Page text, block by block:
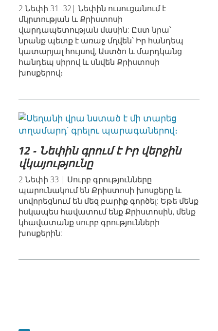
2 Նեփի 31–32| Նեփին ուսուցանում է
մկրտության և Քրիստոսի
վարդապետության մասին: Ըստ նրա՝
նրանք պետք է առաջ մղվեն՝ Իր հանդեպ
կատարյալ հույսով, Աստծո և մարդկանց
հանդեպ սիրով և սնվեն Քրիստոսի
խոսքերով։
12 - Նեփին գրում է Իր վերջին
վկայությունը
2 Նեփի 33 | Սուրբ գրությունները
պարունակում են Քրիստոսի խոսքերը և
սովորեցնում են մեզ բարիք գործել: Եթե մենք
իսկապես հավատում ենք Քրիստոսին, մենք
կհավատանք սուրբ գրությունների
խոսքերին: